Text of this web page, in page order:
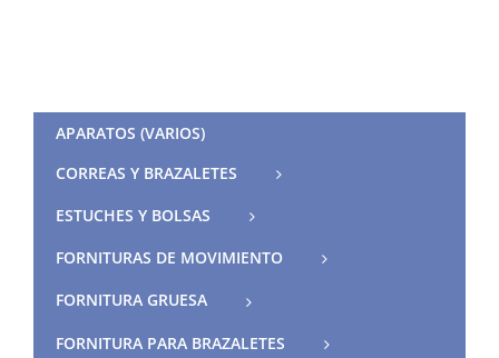
APARATOS (VARIOS)
CORREAS Y BRAZALETES
ESTUCHES Y BOLSAS
FORNITURAS DE MOVIMIENTO
FORNITURA GRUESA
FORNITURA PARA BRAZALETES